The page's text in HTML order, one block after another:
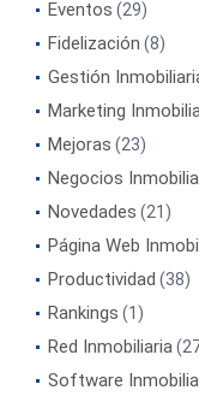
Eventos (29)
Fidelización (8)
Gestión
Marketing
Mejoras (23)
Negocios
Novedades (21)
Página Web
Productividad (38)
Rankings (1)
Red Inmobiliaria
Software